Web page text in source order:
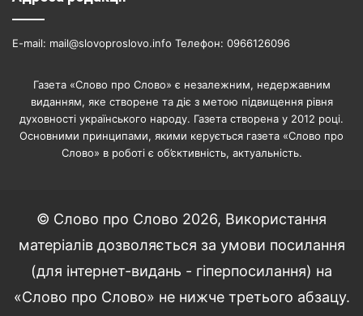
E-mail: mail@slovoproslovo.info Телефон: 0966126096
Газета «Слово про Слово» є незалежним, недержавним
виданням, яке створене та діє з метою підвищення рівня
духовності українського народу. Газета створена у 2012 році.
Основними принципами, якими керується газета «Слово про
Слово» в роботі є об’єктивність, актуальність.
© Слово про Слово 2026, Використання
матеріалів дозволяється за умови посилання
(для інтернет-видань - гіперпосилання) на
«Слово про Слово» не нижче третього абзацу.